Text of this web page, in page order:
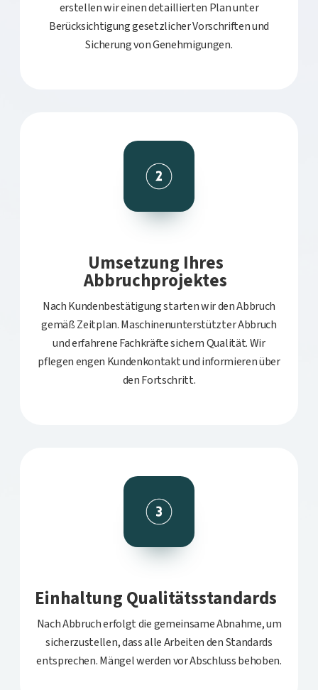
erstellen wir einen detaillierten Plan unter
Berücksichtigung gesetzlicher Vorschriften und
Sicherung von Genehmigungen.
Umsetzung Ihres
Abbruchprojektes
Nach Kundenbestätigung starten wir den Abbruch
gemäß Zeitplan. Maschinenunterstützter Abbruch
und erfahrene Fachkräfte sichern Qualität. Wir
pflegen engen Kundenkontakt und informieren über
den Fortschritt.
Einhaltung Qualitätsstandards
Nach Abbruch erfolgt die gemeinsame Abnahme, um
sicherzustellen, dass alle Arbeiten den Standards
entsprechen. Mängel werden vor Abschluss behoben.